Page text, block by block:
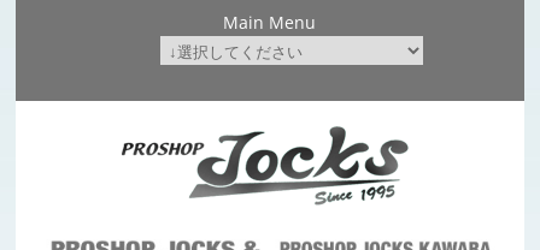
Main Menu